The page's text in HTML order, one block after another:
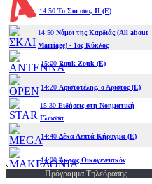
Πρόγραμμα Τηλεόρασης